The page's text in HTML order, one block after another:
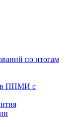
по итогам
ППМИ с